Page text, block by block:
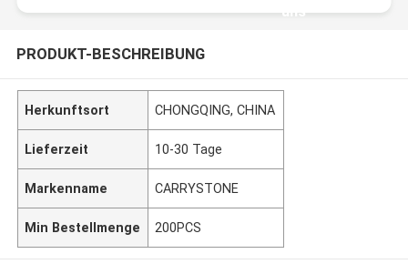
uns
PRODUKT-BESCHREIBUNG
Herkunftsort CHONGQING, CHINA
Lieferzeit 10-30 Tage
Markenname CARRYSTONE
Min Bestellmenge 200PCS